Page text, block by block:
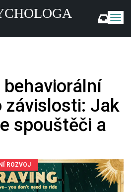
Z
b
a
i
závislosti: Jak
spouštěči a
ROZVOJ